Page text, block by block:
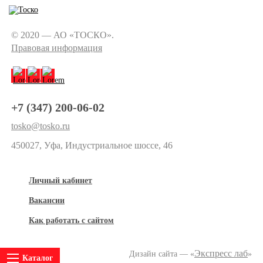
© 2020 — АО «ТОСКО».
Правовая информация
+7 (347) 200-06-02
tosko@tosko.ru
450027, Уфа, Индустриальное шоссе, 46
Личный кабинет
Вакансии
Как работать с сайтом
Дизайн сайта — «Экспресс лаб»
Каталог